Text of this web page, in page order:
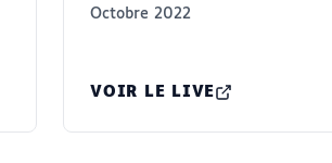
Octobre 2022
VOIR LE LIVE